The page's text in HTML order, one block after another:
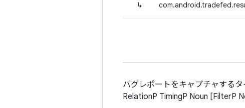
↳
バグレポートをキャプチャする
RelationP TimingP Noun [FilterP